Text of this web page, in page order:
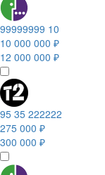
99999999 10
10 000 000 ₽
12 000 000 ₽
95 35 222222
275 000 ₽
300 000 ₽